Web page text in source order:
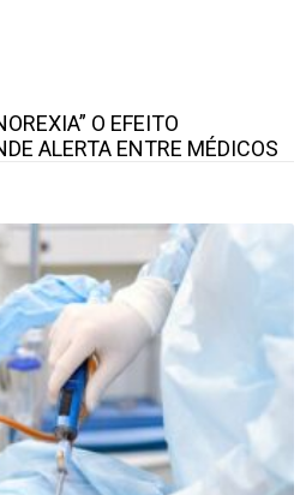
O EFEITO
ALERTA ENTRE MÉDICOS